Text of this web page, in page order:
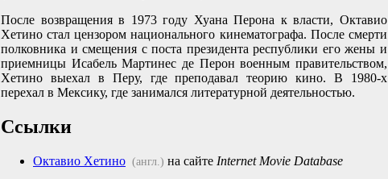
После возвращения в 1973 году Хуана Перона к власти, Октавио
Хетино стал цензором национального кинематографа. После смерти
полковника и смещения с поста президента республики его жены и
приемницы Исабель Мартинес де Перон военным правительством,
Хетино выехал в Перу, где преподавал теорию кино. В 1980-х
перехал в Мексику, где занимался литературной деятельностью.
Ссылки
Октавио Хетино (англ.) на сайте Internet Movie Database